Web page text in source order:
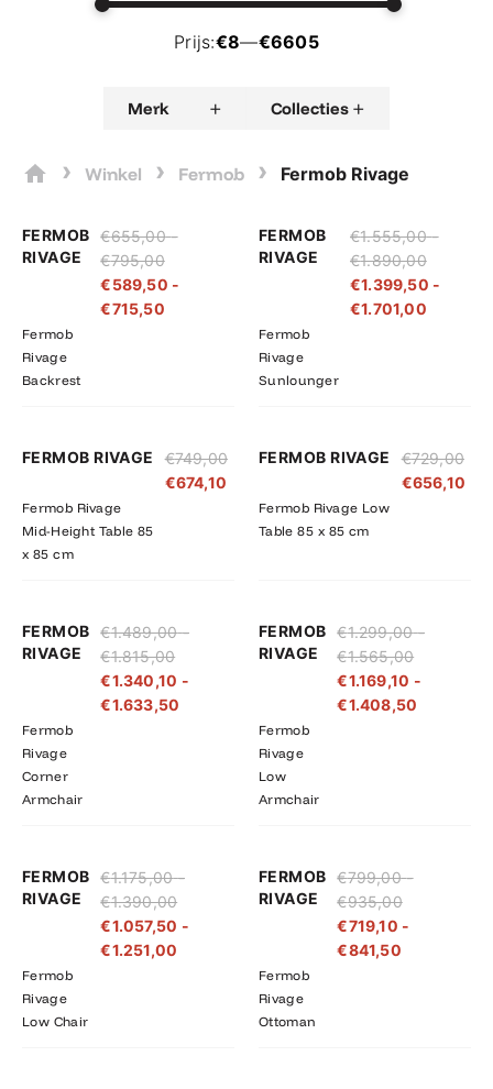
Prijs:€8—€6605
Merk + Collecties +
› Winkel › Fermob › Fermob Rivage
FERMOB
RIVAGE
Fermob
Rivage
Backrest
€655,00 -
€795,00
€655,00
tot
€795,00
€589,50 -
€715,50
€589,50
tot
€715,50
FERMOB
RIVAGE
Fermob
Rivage
Sunlounger
€1.555,00 -
€1.890,00tot
€1.399,50 -
€1.701,00
tot
FERMOB RIVAGE
Fermob Rivage
Mid-Height Table 85
x 85 cm
€749,00
€674,10
FERMOB RIVAGE
Fermob Rivage Low
Table 85 x 85 cm
€729,00
€656,10
FERMOB
RIVAGE
Fermob
Rivage
Corner
Armchair
€1.489,00 -
€1.815,00
€1.489,00
tot
€1.815,00
€1.340,10 -
€1.633,50
€1.340,10
€1.633,50
FERMOB
RIVAGE
Fermob
Rivage
Low
Armchair
€1.299,00 -
€1.565,00
€1.299,00
tot
€1.565,00
€1.169,10 -
€1.408,50
€1.169,10
FERMOB
RIVAGE
Fermob
Rivage
Low Chair
€1.175,00 -
€1.390,00
€1.175,00
tot
€1.390,00
€1.057,50 -
€1.251,00
€1.057,50
tot
€1.251,00
FERMOB
RIVAGE
Fermob
Rivage
Ottoman
€799,00 -
€935,00
€799,00
tot
€935,00
€719,10 -
€841,50
€719,10
tot
€841,50